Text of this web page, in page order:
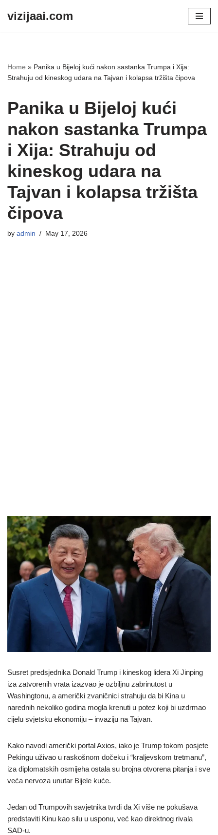
vizijaai.com
Home » Panika u Bijeloj kući nakon sastanka Trumpa i Xija:
Strahuju od kineskog udara na Tajvan i kolapsa tržišta čipova
Panika u Bijeloj kući
nakon sastanka Trumpa
i Xija: Strahuju od
kineskog udara na
Tajvan i kolapsa tržišta
čipova
by admin May 17, 2026
Susret predsjednika Donald Trump i kineskog lidera Xi Jinping
iza zatvorenih vrata izazvao je ozbiljnu zabrinutost u
Washingtonu, a američki zvaničnici strahuju da bi Kina u
narednih nekoliko godina mogla krenuti u potez koji bi uzdrmao
cijelu svjetsku ekonomiju – invaziju na Tajvan.
Kako navodi američki portal Axios, iako je Trump tokom posjete
Pekingu uživao u raskošnom dočeku i “kraljevskom tretmanu”,
iza diplomatskih osmijeha ostala su brojna otvorena pitanja i sve
veća nervoza unutar Bijele kuće.
Jedan od Trumpovih savjetnika tvrdi da Xi više ne pokušava
predstaviti Kinu kao silu u usponu, već kao direktnog rivala
SAD-u.